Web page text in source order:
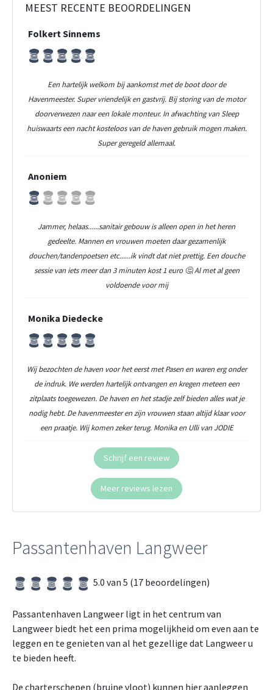
MEEST RECENTE BEOORDELINGEN
Folkert Sinnems
Een hartelijk welkom bij aankomst met de boot door de
Havenmeester. Super vriendelijk en gastvrij. Bij storing van de motor
doorverwezen naar een lokale monteur. In afwachting van Sleep
huiswaarts een nacht kosteloos van de haven gebruik mogen maken.
Super geregeld allemaal.
Anoniem
Jammer, helaas......sanitair gebouw is alleen open in het heren
gedeelte. Mannen en vrouwen moeten daar gezamenlijk
douchen/tandenpoetsen etc......ik vindt dat niet prettig. Een douche
sessie van iets meer dan 3 minuten kost 1 euro 🤔 Al met al geen
voldoende voor mij
Monika Diedecke
Wij bezochten de haven voor het eerst met Pasen en waren erg onder
de indruk. We werden hartelijk ontvangen en kregen meteen een
zitplaats toegewezen. De haven en het stadje zelf bieden alles wat je
nodig hebt. De havenmeester en zijn vrouwen staan altijd klaar voor
een praatje. Wij komen zeker terug. Monika en Ulli van JODIE
Schrijf een review
Meer reviews lezen
Passantenhaven Langweer
5.0 van 5 (17 beoordelingen)
Passantenhaven Langweer ligt in het centrum van
Langweer biedt het een prima mogelijkheid om even aan te
leggen en te genieten van al het gezellige dat Langweer u
te bieden heeft.
De charterschepen (bruine vloot) kunnen hier aanleggen